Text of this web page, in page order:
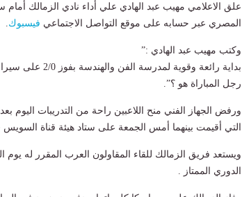
علق الاعلامي مهيب عبد الهادي علي أداء نادي الزمالك أمام
المصري عبر حسابه على موقع التواصل الاجتماعي فيسبوك
وكتب مهيب عبد الهادي :”
بداية رائعة
رجل المباراة هو ؟”.
ورفض الجهاز الفني منح اللاعبين راحة من التدريبات اليوم
التي أقيمت بينهما أمس الجمعة على ستاد هيئة قناة السويس
ويستعد فريق الزمالك للقاء المقاولون العرب المقرر له يوم
الدوري الممتاز .